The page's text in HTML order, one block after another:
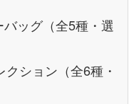
ッグ（全5種・選
ション（全6種・